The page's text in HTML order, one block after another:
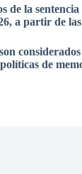
de la sentencia
a partir de
de